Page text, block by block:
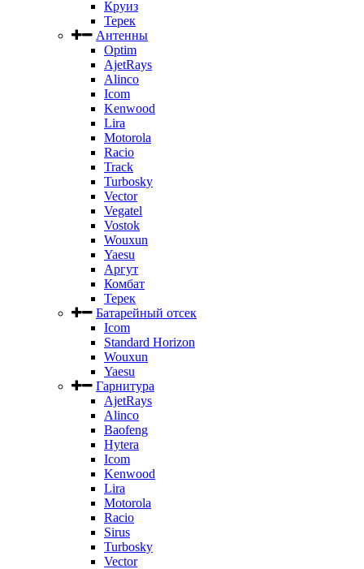
Круиз
Терек
Антенны
Optim
AjetRays
Alinco
Icom
Kenwood
Lira
Motorola
Racio
Track
Turbosky
Vector
Vegatel
Vostok
Wouxun
Yaesu
Аргут
Комбат
Терек
Батарейный отсек
Icom
Standard Horizon
Wouxun
Yaesu
Гарнитура
AjetRays
Alinco
Baofeng
Hytera
Icom
Kenwood
Lira
Motorola
Racio
Sirus
Turbosky
Vector